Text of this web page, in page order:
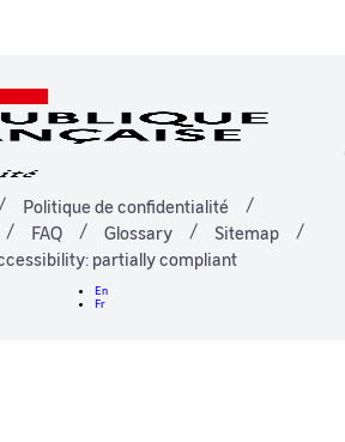
Politique de confidentialité
FAQ Glossary
Sitemap
partially compliant
En
Fr